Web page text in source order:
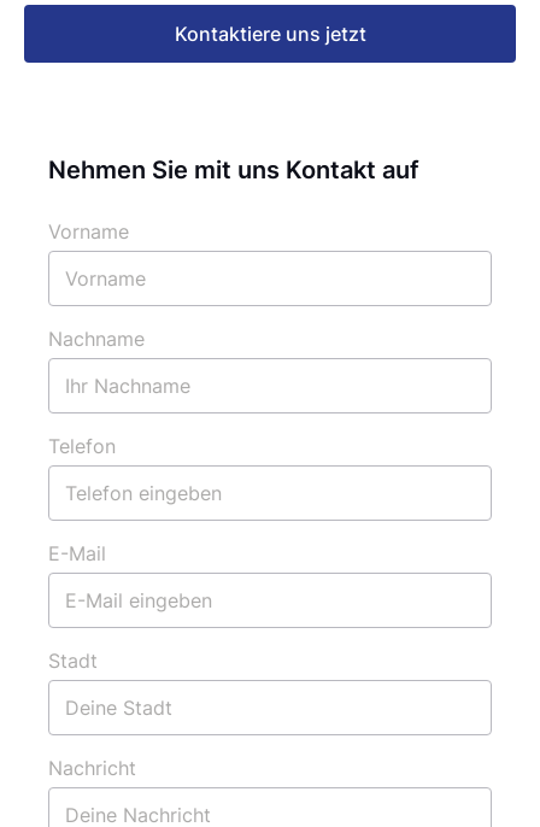
Kontaktiere uns jetzt
Nehmen Sie mit uns Kontakt auf
Vorname
Nachname
Telefon
E-Mail
Stadt
Nachricht